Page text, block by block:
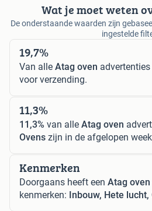
Wat je moet weten
De onderstaande waarden zijn
ingestelde
19,7%
Van alle Atag oven
voor verzending.
11,3%
11,3% van alle Atag oven
Ovens zijn in de afgelopen
Kenmerken
Doorgaans heeft een Atag oven
kenmerken: Inbouw, Hete